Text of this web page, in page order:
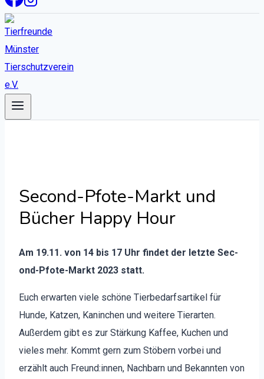
Second-Pfote-Markt und
Bücher Happy Hour
Am 19.11. von 14 bis 17 Uhr find­et der let­zte Sec­
ond-Pfote-Markt 2023 statt.
Euch erwarten viele schöne Tierbe­darf­sar­tikel für
Hunde, Katzen, Kan­inchen und weit­ere Tier­arten.
Außer­dem gibt es zur Stärkung Kaf­fee, Kuchen und
vieles mehr. Kommt gern zum Stöbern vor­bei und
erzählt auch Freund:innen, Nach­barn und Bekan­nten von